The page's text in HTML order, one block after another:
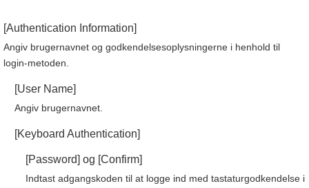
[Authentication Information]
Angiv brugernavnet og godkendelsesoplysningerne i henhold til
login-metoden.
[User Name]
Angiv brugernavnet.
[Keyboard Authentication]
[Password] og [Confirm]
Indtast adgangskoden til at logge ind med tastaturgodkendelse i